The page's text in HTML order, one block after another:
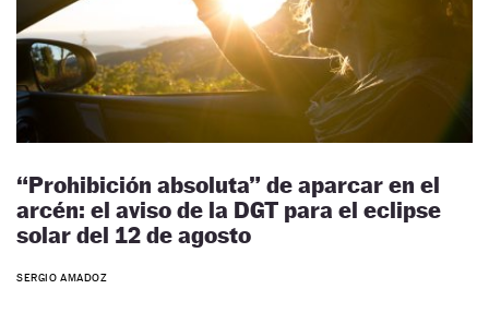
“Prohibición absoluta” de aparcar en el
arcén: el aviso de la DGT para el eclipse
solar del 12 de agosto
SERGIO AMADOZ